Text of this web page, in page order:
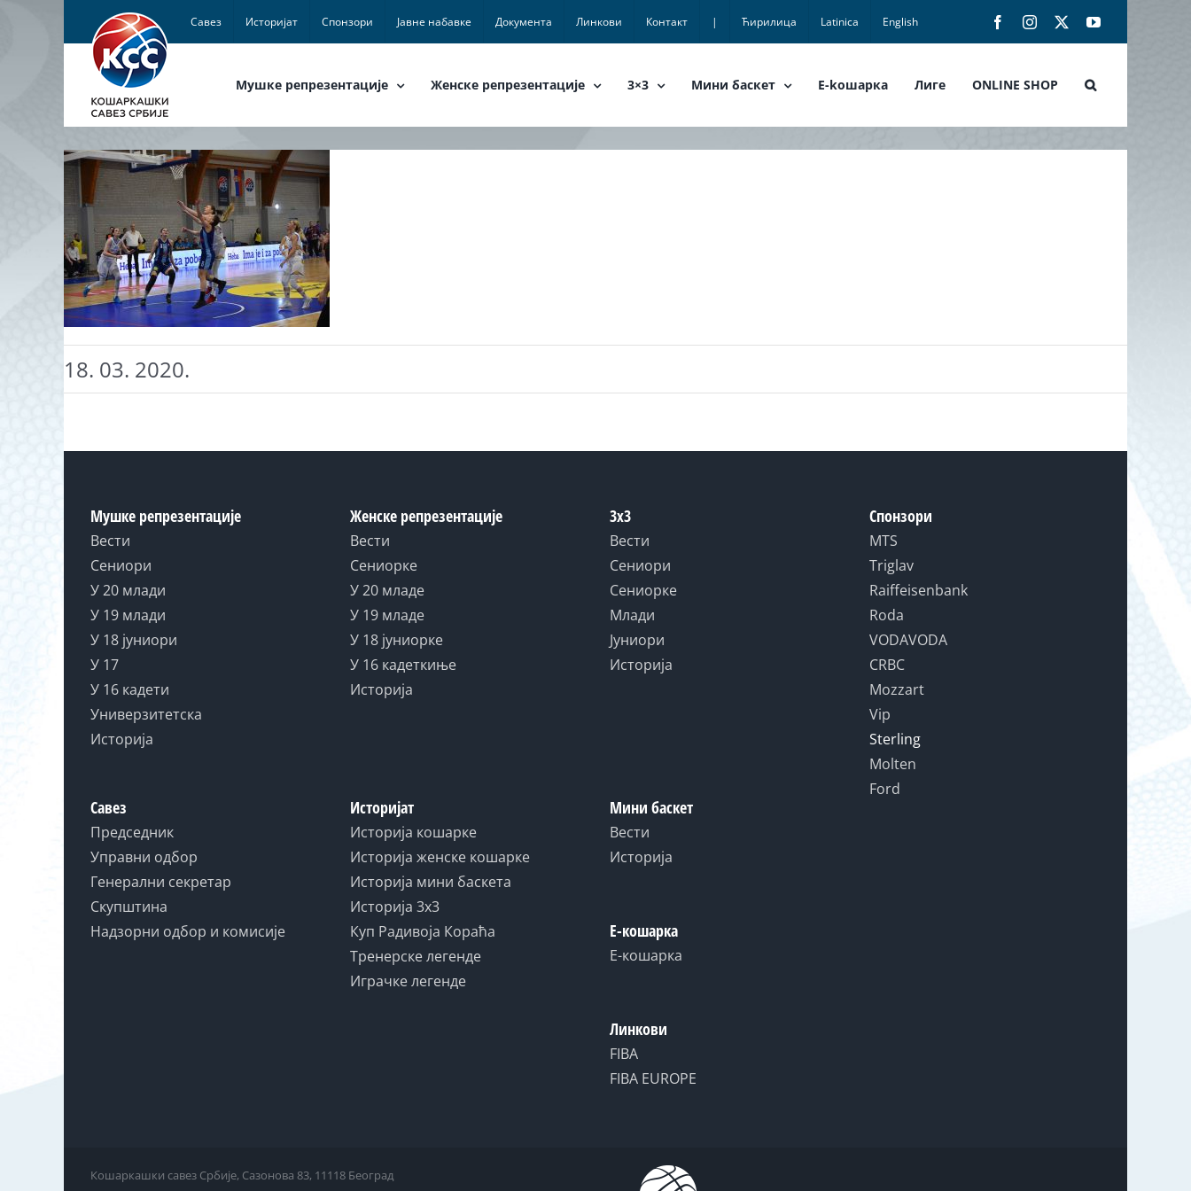
Савез Историјат Спонзори Јавне набавке Документа Линкови Контакт | Ћирилица Latinica English FacebookInstagram YouTube
Мушке репрезентације Женске репрезентације 3×3 Мини баскет E-koшарка Лиге ONLINE SHOP
18. 03. 2020.
Мушке репрезентације
Вести
Сениори
У 20 млади
У 19 млади
У 18 јуниори
У 17
У 16 кадети
Универзитетска
Историја
Савез
Председник
Управни одбор
Генерални секретар
Скупштина
Надзорни одбор и комисије
Женске репрезентације
Вести
Сениорке
У 20 младе
У 19 младе
У 18 јуниорке
У 16 кадеткиње
Историја
Историјат
Историја кошарке
Историја женске кошарке
Историја мини баскета
Историја 3x3
Куп Радивоја Кораћа
Тренерске легенде
Играчке легенде
3x3
Вести
Сениори
Сениорке
Млади
Јуниори
Историја
Мини баскет
Вести
Историја
Е-кошарка
Е-кошарка
Линкови
FIBA
FIBA EUROPE
Спонзори
MTS
Triglav
Raiffeisenbank
Roda
VODAVODA
CRBC
Mozzart
Vip
Sterling
Molten
Ford
Кошаркашки савез Србије, Сазонова 83, 11118 Београд